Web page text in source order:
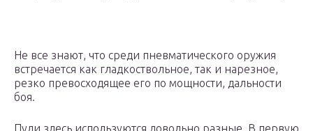
Не все знают, что среди пневматического оружия
встречается как гладкоствольное, так и нарезное,
резко превосходящее его по мощности, дальности
боя.
Пули здесь используются довольно разные. В первую